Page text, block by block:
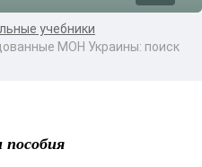
учебники
МОН Украины: поиск